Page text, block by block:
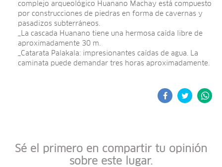
complejo arqueológico Huanano Machay está compuesto
por construcciones de piedras en forma de cavernas y
pasadizos subterráneos.
_La cascada Huanano tiene una hermosa caída libre de
aproximadamente 30 m.
_Catarata Palakala: impresionantes caídas de agua. La
caminata puede demandar tres horas aproximadamente.
Sé el primero en compartir tu opinión
sobre este lugar.